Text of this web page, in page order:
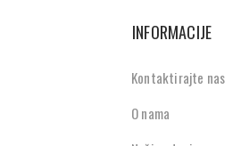
INFORMACIJE
Kontaktirajte nas
O nama